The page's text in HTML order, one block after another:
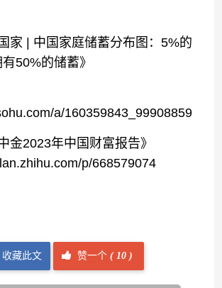
| 中国家庭储蓄分布图：5%的
50%的储蓄》
a/160359843_99908859
2023年中国财富报告》
p/668579074
收藏此文 赞一个( 10 )